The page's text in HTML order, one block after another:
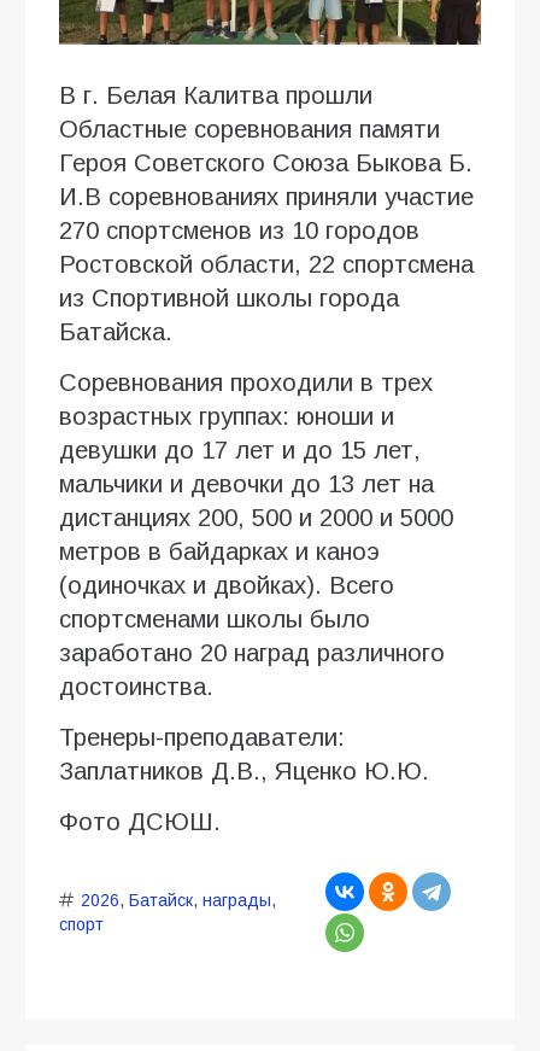
В г. Белая Калитва прошли
Областные соревнования памяти
Героя Советского Союза Быкова Б.
И.В соревнованиях приняли участие
270 спортсменов из 10 городов
Ростовской области, 22 спортсмена
из Спортивной школы города
Батайска.
Соревнования проходили в трех
возрастных группах: юноши и
девушки до 17 лет и до 15 лет,
мальчики и девочки до 13 лет на
дистанциях 200, 500 и 2000 и 5000
метров в байдарках и каноэ
(одиночках и двойках). Всего
спортсменами школы было
заработано 20 наград различного
достоинства.
Тренеры-преподаватели:
Заплатников Д.В., Яценко Ю.Ю.
Фото ДСЮШ.
2026, Батайск, награды,
спорт